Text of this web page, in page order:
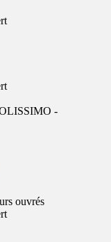
-
ouvrés